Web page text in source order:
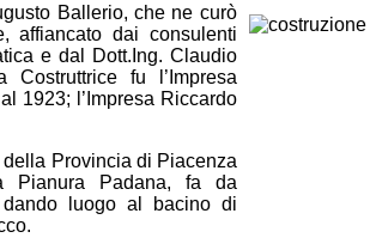
Ballerio, che ne curò
affiancato dai consulenti
e dal Dott.Ing. Claudio
fu l’Impresa
1923; l’Impresa Riccardo
Provincia di Piacenza
Padana, fa da
dando luogo al bacino di